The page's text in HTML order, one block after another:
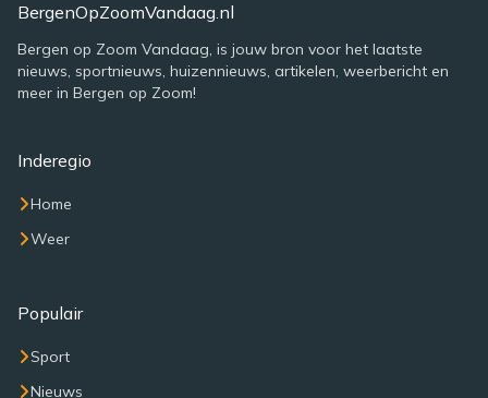
BergenOpZoomVandaag.nl
Bergen op Zoom Vandaag, is jouw bron voor het laatste
nieuws, sportnieuws, huizennieuws, artikelen, weerbericht en
meer in Bergen op Zoom!
Inderegio
Home
Weer
Populair
Sport
Nieuws